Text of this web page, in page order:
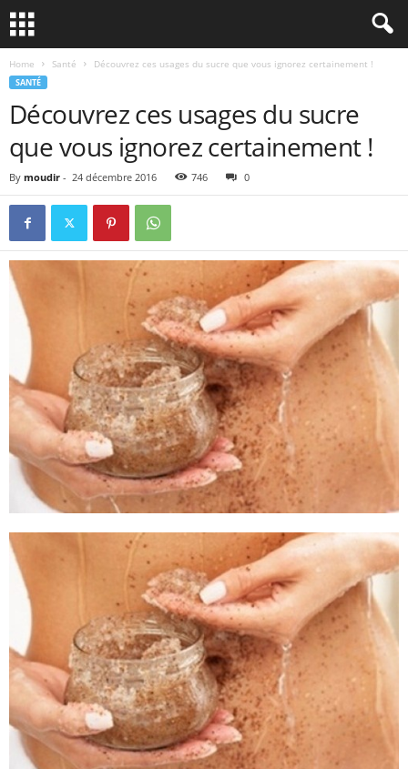
Home Santé Découvrez ces usages du sucre que vous ignorez certainement !
SANTÉ
Découvrez ces usages du sucre
que vous ignorez certainement !
By moudir - 24 décembre 2016 746 0